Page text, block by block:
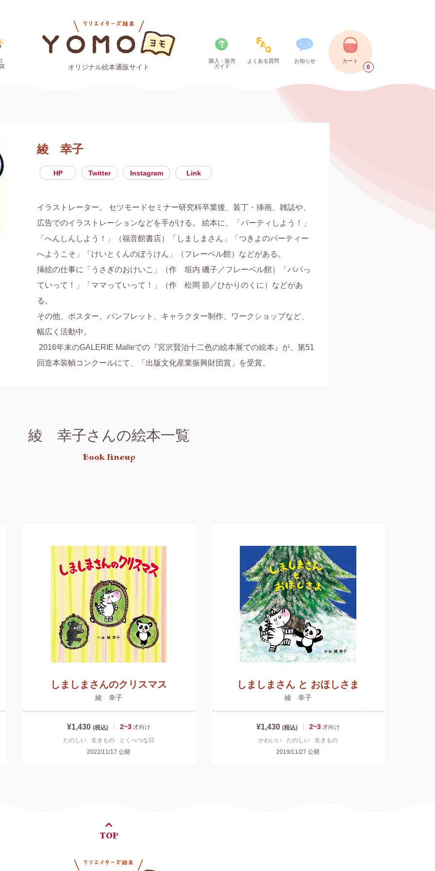
オリジナル絵本通販サイト
購入・販売
ガイド
よくある質問 お知らせ カート
0
綾 幸子
HP Twitter Instagram Link
イラストレーター。 セツモードセミナー研究科卒業後、装丁・挿画、雑誌や、
広告でのイラストレーションなどを手がける。 絵本に、「パーティしよう！」
「へんしんしよう！」（福音館書店）「しましまさん」「つきよのパーティー
へようこそ」「けいとくんのぼうけん」（フレーベル館）などがある。
挿絵の仕事に「うさぎのおけいこ」（作　垣内 磯子／フレーベル館）「パパっ
ていって！」「ママっていって！」（作　松岡 節／ひかりのくに）などがあ
る。
その他、ポスター、パンフレット、キャラクター制作、ワークショップなど、
幅広く活動中。
回造本装幀コンクールにて、「出版文化産業振興財団賞」を受賞。
綾 幸子さんの絵本一覧
Book lineup
しましまさんのクリスマス
綾 幸子
¥1,430 (税込) | 2~3 才向け
たのしい
生きもの
とくべつな日
2022/11/17 公開
しましまさん と おほしさま
綾 幸子
¥1,430 (税込) | 2~3 才向け
かわいい
たのしい
生きもの
2019/11/27 公開
TOP